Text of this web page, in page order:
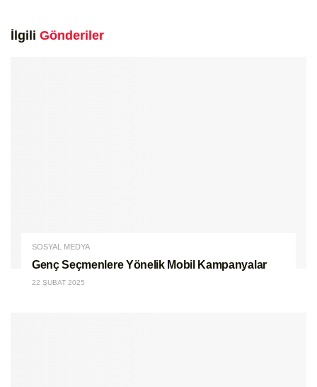
İlgili Gönderiler
SOSYAL MEDYA
Genç Seçmenlere Yönelik Mobil Kampanyalar
22 ŞUBAT 2025